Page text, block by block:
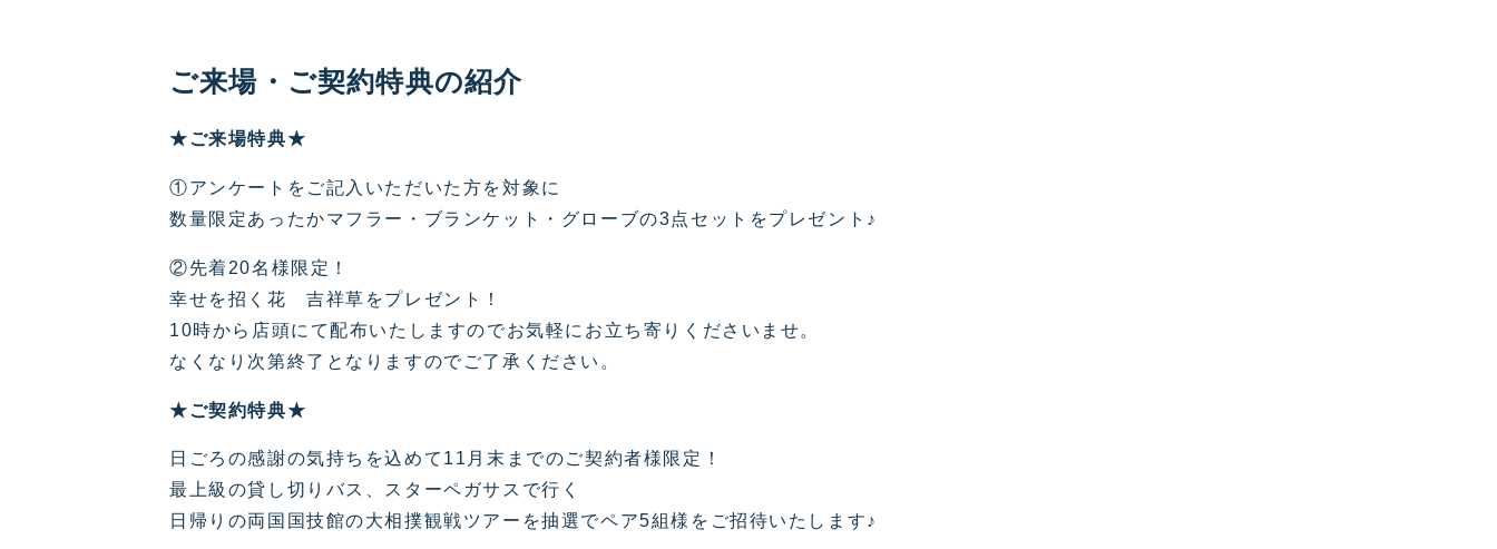
ご来場・ご契約特典の紹介
★ご来場特典★
①アンケートをご記入いただいた方を対象に
数量限定あったかマフラー・ブランケット・グローブの3点セットをプレゼント♪
②先着20名様限定！
幸せを招く花 吉祥草をプレゼント！
10時から店頭にて配布いたしますのでお気軽にお立ち寄りくださいませ。
なくなり次第終了となりますのでご了承ください。
★ご契約特典★
日ごろの感謝の気持ちを込めて11月末までのご契約者様限定！
最上級の貸し切りバス、スターペガサスで行く
日帰りの両国国技館の大相撲観戦ツアーを抽選でペア5組様をご招待いたします♪